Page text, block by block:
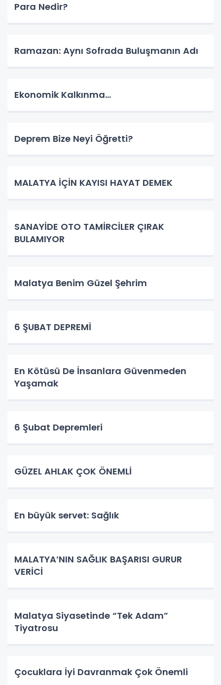
Para Nedir?
Ramazan: Aynı Sofrada Buluşmanın Adı
Ekonomik Kalkınma…
Deprem Bize Neyi Öğretti?
MALATYA İÇİN KAYISI HAYAT DEMEK
SANAYİDE OTO TAMİRCİLER ÇIRAK
BULAMIYOR
Malatya Benim Güzel Şehrim
6 ŞUBAT DEPREMİ
En Kötüsü De İnsanlara Güvenmeden
Yaşamak
6 Şubat Depremleri
GÜZEL AHLAK ÇOK ÖNEMLİ
En büyük servet: Sağlık
MALATYA’NIN SAĞLIK BAŞARISI GURUR
VERİCİ
Malatya Siyasetinde “Tek Adam”
Tiyatrosu
Çocuklara İyi Davranmak Çok Önemli